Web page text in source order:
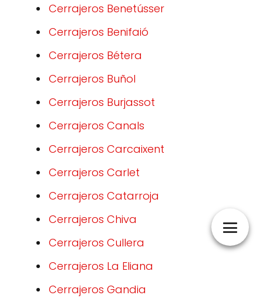
Cerrajeros Benetússer
Cerrajeros Benifaió
Cerrajeros Bétera
Cerrajeros Buñol
Cerrajeros Burjassot
Cerrajeros Canals
Cerrajeros Carcaixent
Cerrajeros Carlet
Cerrajeros Catarroja
Cerrajeros Chiva
Cerrajeros Cullera
Cerrajeros La Eliana
Cerrajeros Gandia